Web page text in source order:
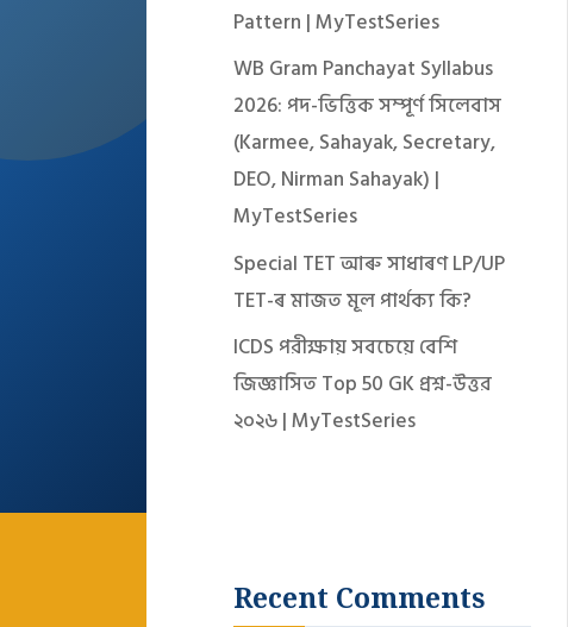
Pattern | MyTestSeries
WB Gram Panchayat Syllabus
2026: পদ-ভিত্তিক সম্পূর্ণ সিলেবাস
(Karmee, Sahayak, Secretary,
DEO, Nirman Sahayak) |
MyTestSeries
Special TET আৰু সাধাৰণ LP/UP
TET-ৰ মাজত মূল পাৰ্থক্য কি?
ICDS পরীক্ষায় সবচেয়ে বেশি
জিজ্ঞাসিত Top 50 GK প্রশ্ন-উত্তর
২০২৬ | MyTestSeries
Recent Comments